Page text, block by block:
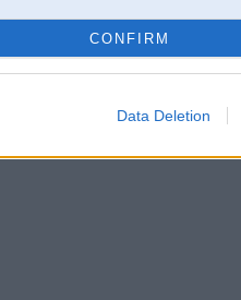
CONFIRM
Data Deletion